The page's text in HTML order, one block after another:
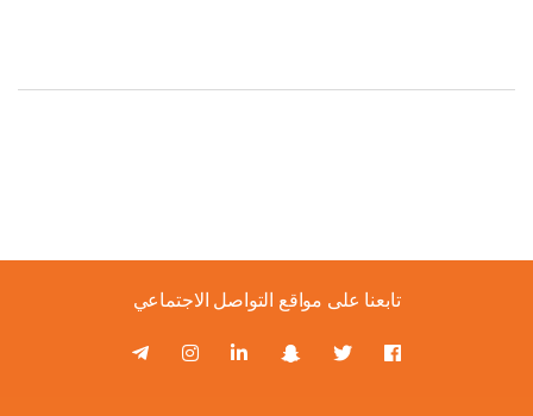
تابعنا على مواقع التواصل الاجتماعي